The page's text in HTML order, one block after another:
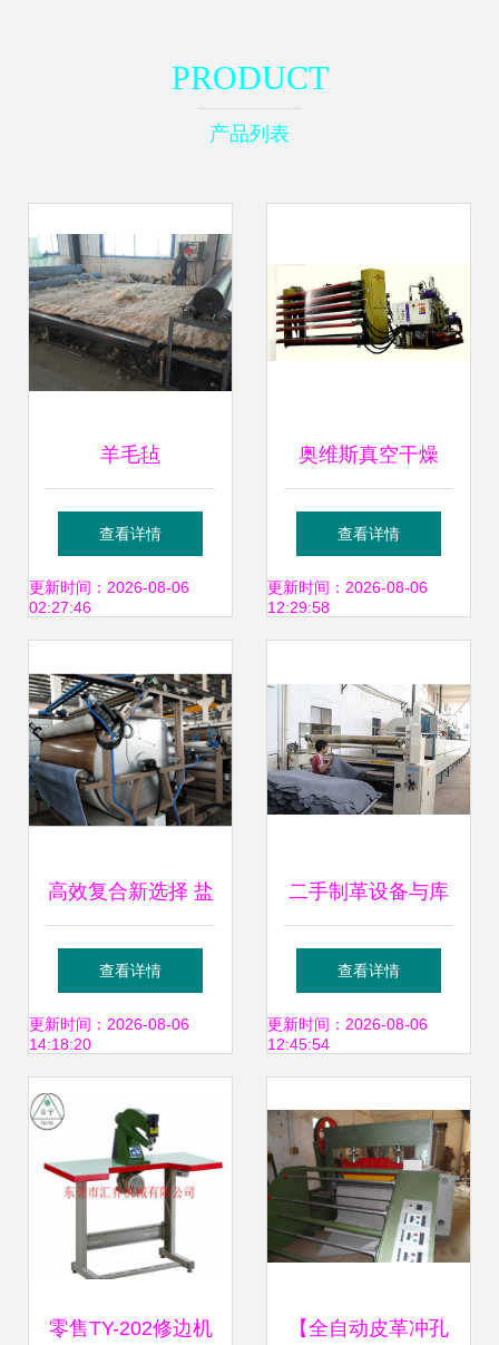
PRODUCT
产品列表
羊毛毡
查看详情
更新时间：2026-08-06
02:27:46
奥维斯真空干燥
机、皮革机械、不
锈钢转鼓、挤水
_高清图_细节图-如
皋奥维斯机械 -
查看详情
更新时间：2026-08-06
12:29:58
高效复合新选择 盐
城德玛机械胶点转
移复合机与皮革面
料无妨应用全解析
查看详情
更新时间：2026-08-06
14:18:20
二手制革设备与库
存皮革资源大量求
购公告
查看详情
更新时间：2026-08-06
12:45:54
零售TY-202修边机 【全自动皮革冲孔